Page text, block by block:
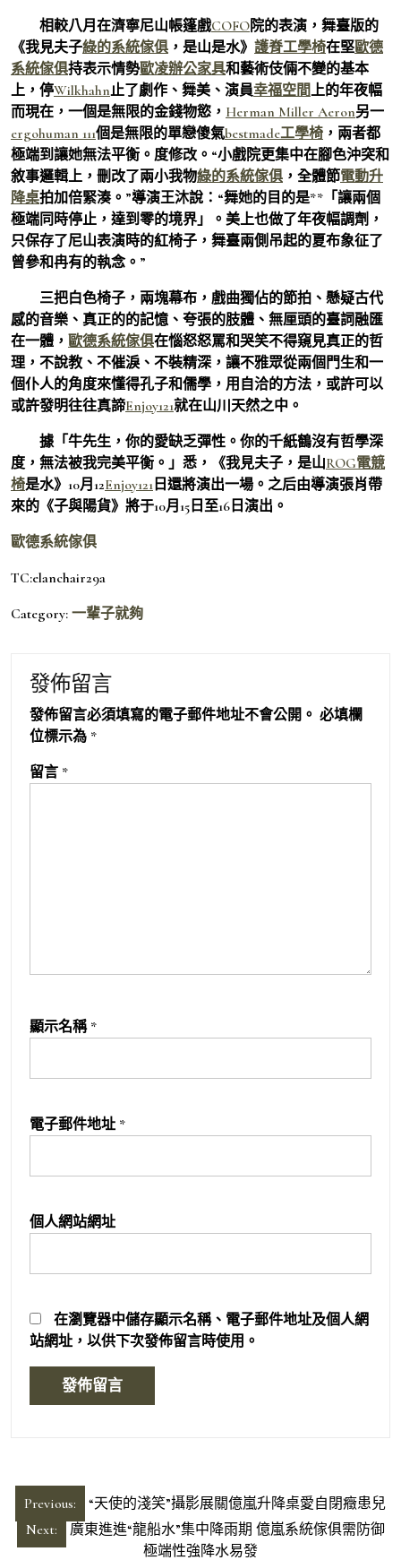
相較八月在濟寧尼山帳篷戲COFO院的表演，舞臺版的
《我見夫子綠的系統傢俱 ，是山是水》 護脊工學椅在堅歐德
系統傢俱持表示情勢歐凌辦公家具和藝術伎倆不變的基本
上，停Wilkhahn止了劇作、舞美、演員幸福空間上的年夜幅
而現在，一個是無限的金錢物慾， Herman Miller Aeron另一
ergohuman 111個是無限的單戀傻氣bestmade工學椅 ，兩者都
極端到讓她無法平衡。度修改。“小戲院更集中在腳色沖突和
敘事邏輯上，刪改了兩小我物綠的系統傢俱 ，全體節電動升
降桌拍加倍緊湊。”導演王沐說：“舞她的目的是**「讓兩個
極端同時停止，達到零的境界」。美上也做了年夜幅調劑，
只保存了尼山表演時的紅椅子，舞臺兩側吊起的夏布象征了
曾參和冉有的執念。”
三把白色椅子，兩塊幕布，戲曲獨佔的節拍、懸疑古代
感的音樂、真正的的記憶、夸張的肢體、無厘頭的臺詞融匯
在一體， 歐德系統傢俱在惱怒怒罵和哭笑不得窺見真正的哲
理，不說教、不催淚、不裝精深，讓不雅眾從兩個門生和一
個仆人的角度來懂得孔子和儒學，用自洽的方法，或許可以
或許發明往往真諦Enjoy121就在山川天然之中。
據「牛先生，你的愛缺乏彈性。你的千紙鶴沒有哲學深
度，無法被我完美平衡。」悉，《我見夫子，是山ROG電競
椅是水》10月12Enjoy121 日還將演出一場。之后由導演張肖帶
來的《子與陽貨》將于10月15日至16日演出。
歐德系統傢俱
TC:elanchair29a
Category: 一輩子就夠
發佈留言
發佈留言必須填寫的電子郵件地址不會公開。 必填欄
位標示為 *
留言 *
顯示名稱 *
電子郵件地址 *
個人網站網址
在瀏覽器中儲存顯示名稱、電子郵件地址及個人網
站網址，以供下次發佈留言時使用。
文
章
導
Previous:
“天使的淺笑”攝影展關億嵐升降桌愛自閉癥患兒
Next:
廣東進進“龍船水”集中降雨期 億嵐系統傢俱需防御
極端性強降水易發